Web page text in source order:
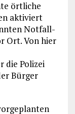
örtliche
aktiviert
Notfall-
Ort. Von hier
die Polizei
Bürger